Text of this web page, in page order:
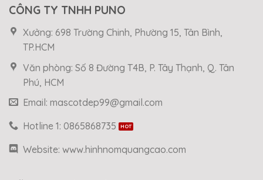
CÔNG TY TNHH PUNO
Xưởng: 698 Trường Chinh, Phường 15, Tân Bình,
TP.HCM
Văn phòng: Số 8 Đường T4B, P. Tây Thạnh, Q. Tân
Phú, HCM
Email: mascotdep99@gmail.com
Hotline 1: 0865868735
Website: www.hinhnomquangcao.com